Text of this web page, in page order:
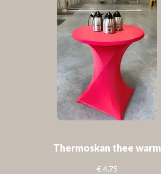
Thermoskan thee warm
€ 4,75